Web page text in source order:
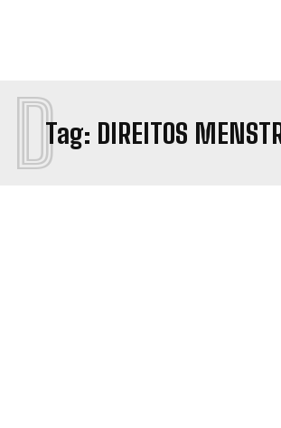
Tag: DIREITOS
D